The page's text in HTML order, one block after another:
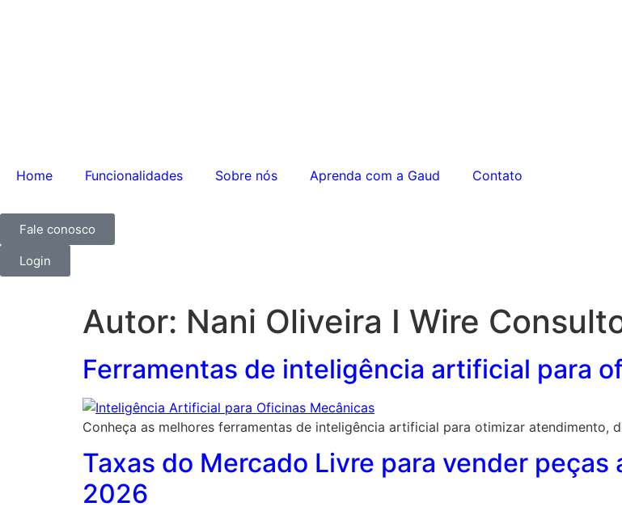
Home Funcionalidades Sobre nós Aprenda com a Gaud Contato
Fale conosco
Login
Autor: Nani Oliveira I Wire
Ferramentas de inteligência artificial para
Conheça as melhores ferramentas de inteligência artificial para otimizar atendimento,
Taxas do Mercado Livre para vender
2026